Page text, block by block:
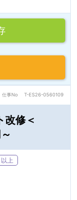
仕事No T-ES26-0560109
改修＜
上